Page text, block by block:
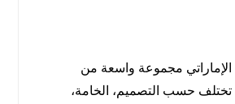
مجموعة واسعة من
حسب التصميم، الخامة،